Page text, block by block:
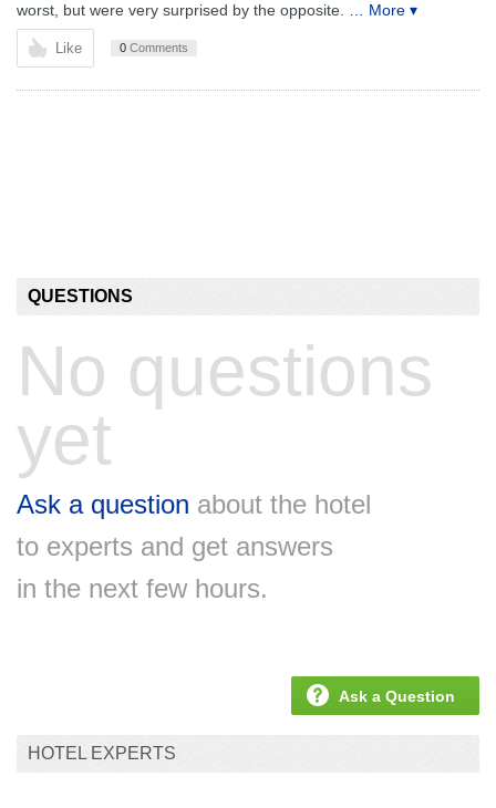
worst, but were very surprised by the opposite.
… More ▾
Like 0 Comments
QUESTIONS
No questions
yet
Ask a question about the hotel
to experts and get answers
in the next few hours.
Ask a Question
HOTEL EXPERTS